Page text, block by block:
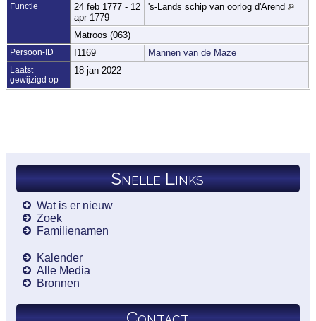
Functie
24 feb 1777 - 12
apr 1779
's-Lands schip van oorlog d'Arend
Matroos (063)
Persoon-ID I1169 Mannen van de Maze
Laatst
gewijzigd op
18 jan 2022
Snelle Links
Wat is er nieuw
Zoek
Familienamen
Kalender
Alle Media
Bronnen